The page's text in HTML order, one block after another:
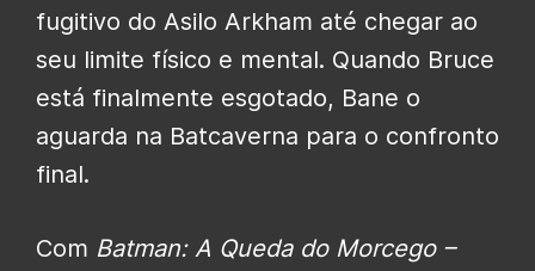
fugitivo do Asilo Arkham até chegar ao
seu limite físico e mental. Quando Bruce
está finalmente esgotado, Bane o
aguarda na Batcaverna para o confronto
final.
Com Batman: A Queda do Morcego –